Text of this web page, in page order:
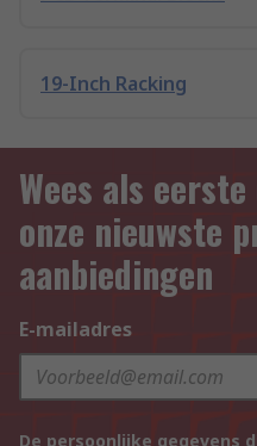
19-Inch Racking
Wees als
onze nieuwste
aanbiedingen
E-mailadres
De persoonlijke gegevens